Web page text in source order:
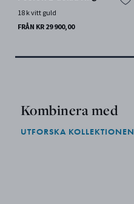
18 k vitt guld
FRÅN KR 29 900,00
Kombinera med
UTFORSKA KOLLEKTIONEN